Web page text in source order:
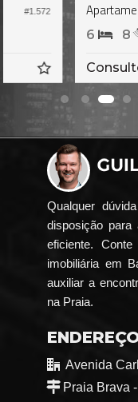
Apartamento no
6
Consulte-nos
Qualquer
disposição
eficiente.
imobiliária em
auxiliar a
na Praia.
Avenida
Praia Brava